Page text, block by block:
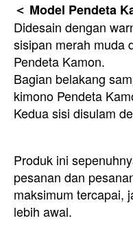
＜ Model Pendeta
Didesain dengan
sisipan merah muda
Pendeta Kamon.
Bagian belakang
kimono Pendeta
Kedua sisi disulam
Produk ini
pesanan dan
maksimum tercapai,
lebih awal.